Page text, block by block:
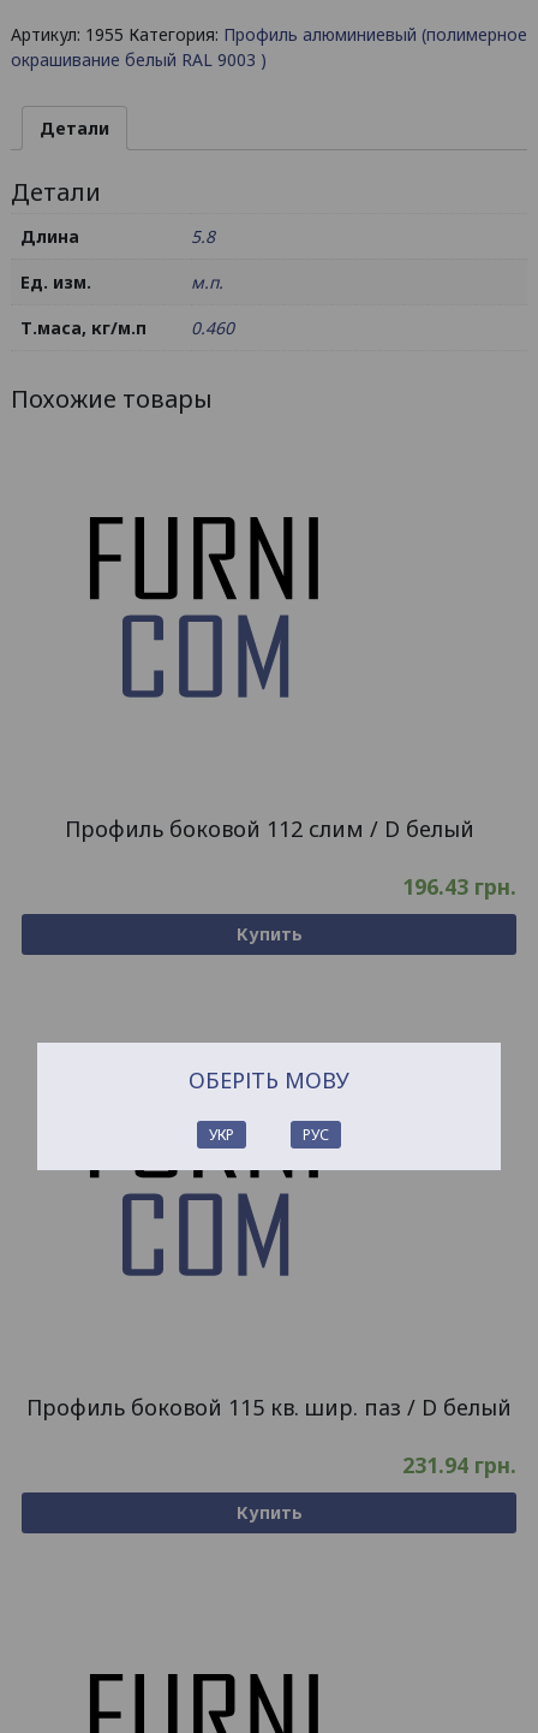
нижний
201
D
белый
Артикул: 1955 Категория: Профиль алюминиевый (полимерное
окрашивание белый RAL 9003 )
Детали
Детали
Длина
5.8
Ед. изм.
м.п.
Т.маса, кг/м.п
0.460
Похожие товары
Профиль боковой 112 слим / D белый
196.43 грн.
Купить
Профиль боковой 115 кв. шир. паз / D белый
231.94 грн.
Купить
ОБЕРІТЬ МОВУ
УКР РУС